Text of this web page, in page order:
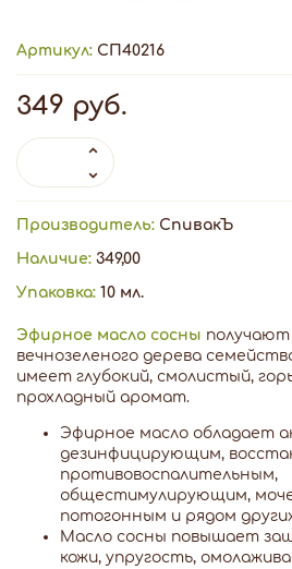
Артикул: СП40216
349 руб.
Производитель: СпивакЪ
Наличие: 349,00
Упаковка: 10 мл.
Эфирное масло сосны получают
вечнозеленого дерева
имеет глубокий, смолистый,
прохладный аромат.
Эфирное масло обладает
дезинфицирующим,
противовоспалительным,
общестимулирующим,
потогонным и рядом
Масло сосны повышает
кожи, упругость,